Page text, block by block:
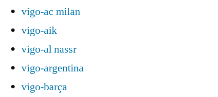
vigo-ac milan
vigo-aik
vigo-al nassr
vigo-argentina
vigo-barça